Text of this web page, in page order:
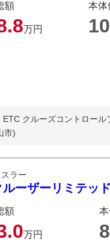
額
8万円
本体
クルーズコントロー
市)
ラー
ルーザーリミテッ
額
0万円